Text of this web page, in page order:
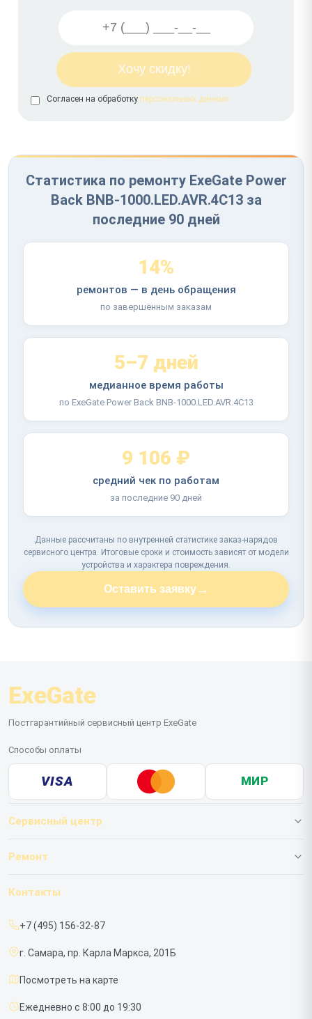
Согласен на обработку персональных данных
Статистика по ремонту ExeGate Power
Back BNB-1000.LED.AVR.4C13 за
последние 90 дней
14%
ремонтов — в день обращения
по завершённым заказам
5–7 дней
медианное время работы
по ExeGate Power Back BNB-1000.LED.AVR.4C13
9 106 ₽
средний чек по работам
за последние 90 дней
Данные рассчитаны по внутренней статистике заказ-нарядов
сервисного центра. Итоговые сроки и стоимость зависят от модели
устройства и характера повреждения.
Оставить заявку→
ExeGate
Постгарантийный сервисный центр ExeGate
Способы оплаты
VISA МИР
Сервисный центр
О нашем сервисе
Срочный ремонт
Доставка и способы оплаты
Диагностика
Контакты
Ремонт
ИБП
Контакты
+7 (495) 156-32-87
г. Самара, пр. Карла Маркса, 201Б
Посмотреть на карте
Ежедневно с 8:00 до 19:30